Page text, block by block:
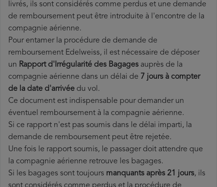
livrés, ils sont considérés comme perdus et une demande
de remboursement peut être introduite à l'encontre de la
compagnie aérienne.
Pour entamer la procédure de demande de
remboursement Edelweiss, il est nécessaire de déposer
un Rapport d'Irrégularité des Bagages auprès de la
compagnie aérienne dans un délai de 7 jours à compter
de la date d'arrivée du vol.
Ce document est indispensable pour demander un
éventuel remboursement à la compagnie aérienne.
Si ce rapport n'est pas soumis dans le délai imparti, la
demande de remboursement peut être rejetée.
Une fois le rapport soumis, le passager doit attendre que
la compagnie aérienne retrouve les bagages.
Si les bagages sont toujours manquants après 21 jours, ils